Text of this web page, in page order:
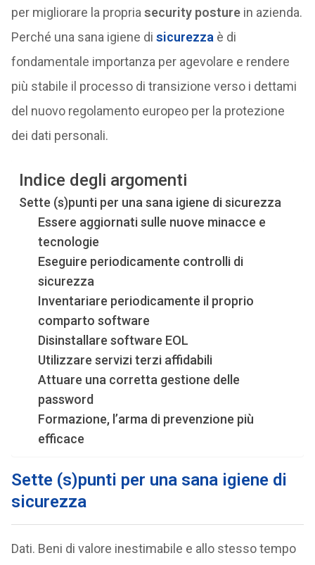
per migliorare la propria security posturein azienda.
Perché una sana igiene di sicurezza è di
fondamentale importanza per agevolare e rendere
più stabile il processo di transizione verso i dettami
del nuovo regolamento europeo per la protezione
dei dati personali.
Indice degli argomenti
Sette (s)punti per una sana igiene di sicurezza
Essere aggiornati sulle nuove minacce e
tecnologie
Eseguire periodicamente controlli di
sicurezza
Inventariare periodicamente il proprio
comparto software
Disinstallare software EOL
Utilizzare servizi terzi affidabili
Attuare una corretta gestione delle
password
Formazione, l’arma di prevenzione più
efficace
Sette (s)punti per una sana igiene di
sicurezza
Dati. Beni di valore inestimabile e allo stesso tempo